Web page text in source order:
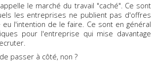
le marché du travail "caché". Ce sont
les entreprises ne publient pas d'offres
l'intention de le faire. Ce sont en général
pour l'entreprise qui mise davantage
passer à côté, non ?